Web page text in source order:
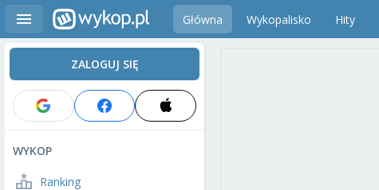
Główna Wykopalisko Hity
ZALOGUJ SIĘ
WYKOP
Ranking